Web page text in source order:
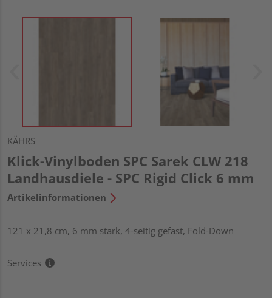
KÄHRS
Klick-Vinylboden SPC Sarek CLW 218
Landhausdiele - SPC Rigid Click 6 mm
Artikelinformationen
121 x 21,8 cm, 6 mm stark, 4-seitig gefast, Fold-Down
Services